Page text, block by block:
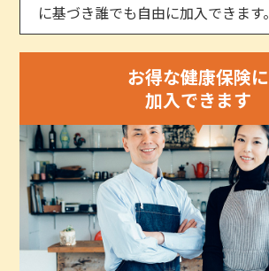
に基づき誰でも自由に加入できます。
お得な健康保険に
加入できます